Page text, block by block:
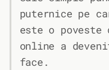
puternice pe
este o poveste
online a
face.